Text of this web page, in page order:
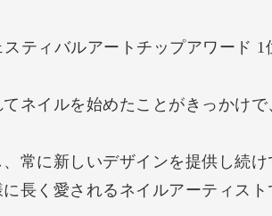
ティバルアートチップアワード 1
ネイルを始めたことがきっかけ
常に新しいデザインを提供し続け
長く愛されるネイルアーティスト